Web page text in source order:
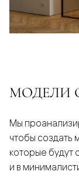
МОДЕЛИ
Мы
чтобы создать
которые будут
и в